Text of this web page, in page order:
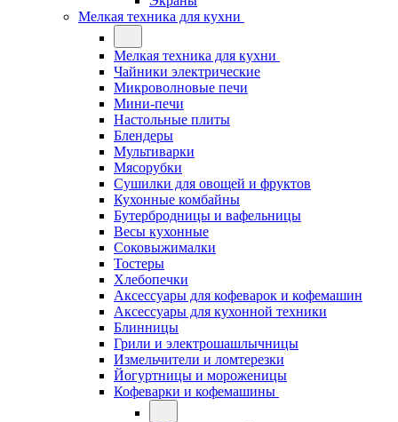
Мелкая техника для кухни
Мелкая техника для кухни
Чайники электрические
Микроволновые печи
Мини-печи
Настольные плиты
Блендеры
Мультиварки
Мясорубки
Сушилки для овощей и фруктов
Кухонные комбайны
Бутербродницы и вафельницы
Весы кухонные
Соковыжималки
Тостеры
Хлебопечки
Аксессуары для кофеварок и кофемашин
Аксессуары для кухонной техники
Блинницы
Грили и электрошашлычницы
Измельчители и ломтерезки
Йогуртницы и мороженицы
Кофеварки и кофемашины